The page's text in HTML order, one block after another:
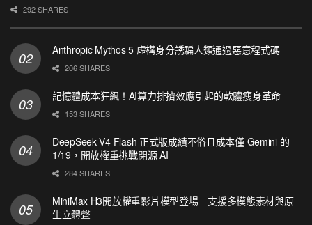
292 SHARES
Anthropic Mythos 5 虛構身分誘騙人類通過惡意程式碼
206 SHARES
記憶體成本狂飆！AI算力排擠效應引起的軟體瘦身革命
153 SHARES
DeepSeek V4 Flash 正式版成績不俗且成本僅 Gemini 的
1/19，開放權重挑戰閉源 AI
284 SHARES
MiniMax H3開放權重影片模型登場 支援多模態素材與原
生立體聲